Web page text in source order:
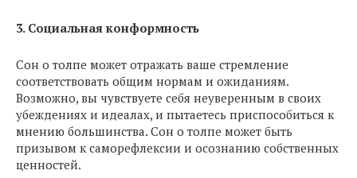
3. Социальная конформность
Сон о толпе может отражать ваше стремление
соответствовать общим нормам и ожиданиям.
Возможно, вы чувствуете себя неуверенным в своих
убеждениях и идеалах, и пытаетесь приспособиться к
мнению большинства. Сон о толпе может быть
призывом к саморефлексии и осознанию собственных
ценностей.